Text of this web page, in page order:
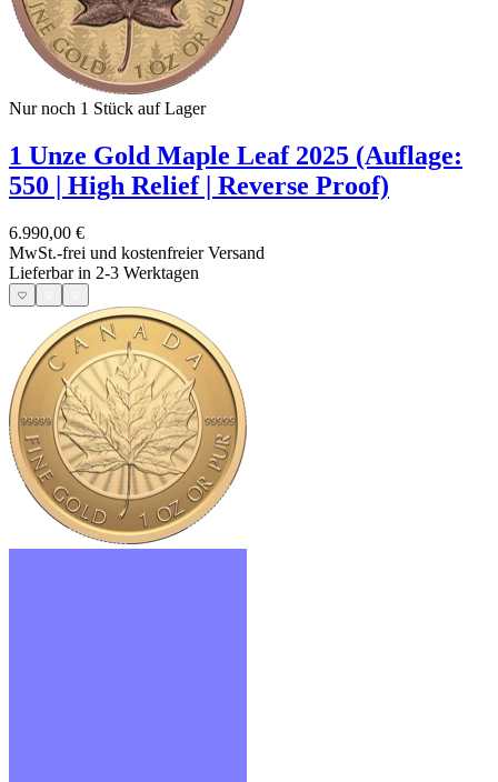
Nur noch 1 Stück auf Lager
1 Unze Gold Maple Leaf 2025 (Auflage:
550 | High Relief | Reverse Proof)
6.990,00 €
MwSt.-frei und kostenfreier Versand
Lieferbar in 2-3 Werktagen